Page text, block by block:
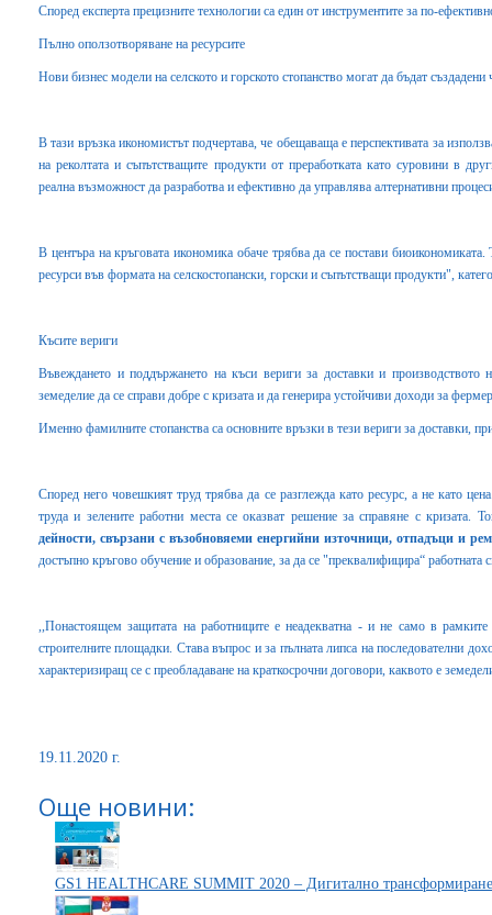
Според експерта прецизните технологии са един от инструментите за по-
Пълно оползотворяване на ресурсите
Нови бизнес модели на селското и горското стопанство могат да бъдат
В тази връзка икономистът подчертава, че обещаваща е перспективата за
на реколтата и съпътстващите продукти от преработката като суровини в
реална възможност да разработва и ефективно да управлява алтернативни
В центъра на кръговата икономика обаче трябва да се постави
ресурси във формата на селскостопански, горски и съпътстващи продукти",
Късите вериги
Въвеждането и поддържането на къси вериги за доставки и производството
земеделие да се справи добре с кризата и да генерира устойчиви доходи за
Именно фамилните стопанства са основните връзки в тези вериги за доставки,
Според него човешкият труд трябва да се разглежда като ресурс, а не като
труда и зелените работни места се оказват решение за справяне с кризата.
дейности, свързани с възобновяеми енергийни източници, отпадъци и
достъпно кръгово обучение и образование, за да се "преквалифицира“ работната
,,Понастоящем защитата на работниците е неадекватна - и не само в
строителните площадки. Става въпрос и за пълната липса на последователни
характеризиращ се с преобладаване на краткосрочни договори, каквото е
19.11.2020 г.
Още новини:
GS1 HEALTHCARE SUMMIT 2020 – Дигитално трансформиране